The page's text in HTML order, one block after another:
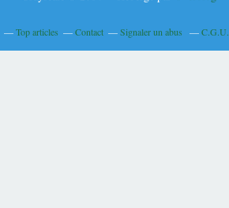
Top articles Contact Signaler un abus C.G.U.